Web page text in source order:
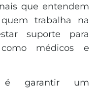
que entendem
trabalha na
suporte para
como médicos e
é garantir um